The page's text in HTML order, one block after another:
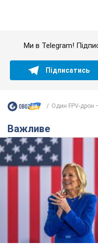
Дружина
перший симптом,
"агресивний" рак
Спершу лікарі не надали
13,6 т.
Її вбила Росія:
дівчинка, поранена
російської атаки